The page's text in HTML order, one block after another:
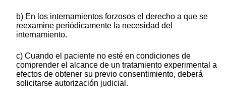
b) En los internamientos forzosos el derecho a que se
reexamine periódicamente la necesidad del
internamiento.
c) Cuando el paciente no esté en condiciones de
comprender el alcance de un tratamiento experimental a
efectos de obtener su previo consentimiento, deberá
solicitarse autorización judicial.